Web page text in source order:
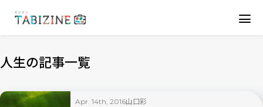
人生の記事一覧
Apr. 14th, 2016山口彩